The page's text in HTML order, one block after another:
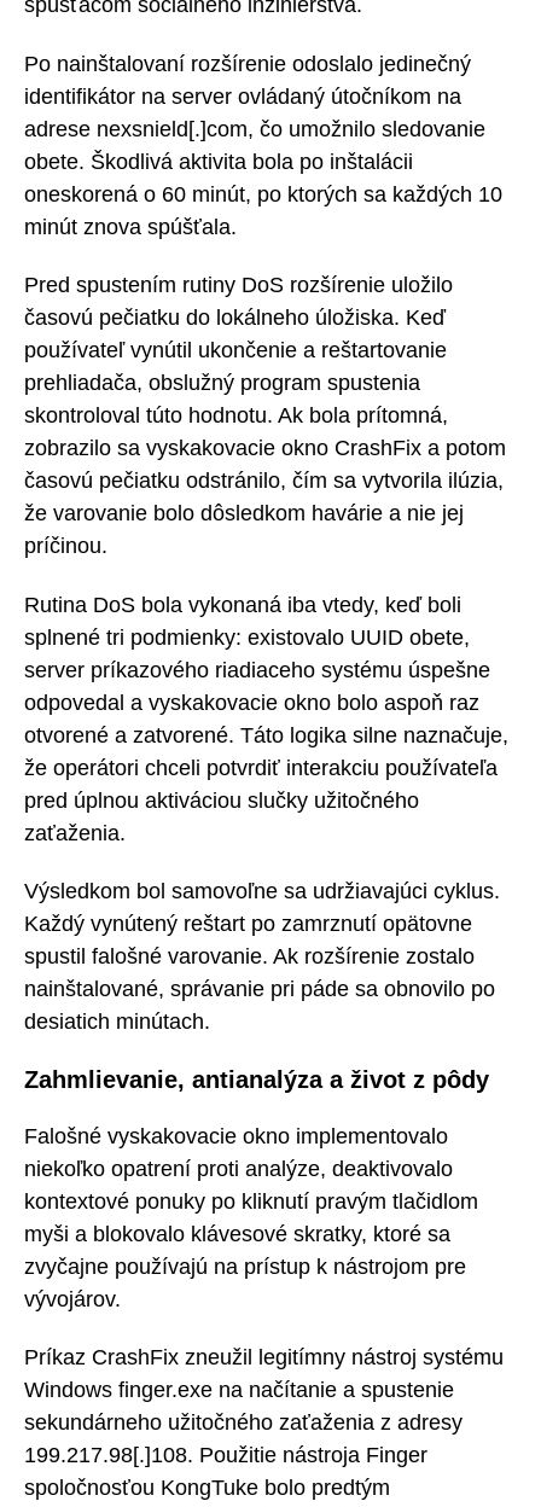
Po nainštalovaní rozšírenie odoslalo jedinečný
identifikátor na server ovládaný útočníkom na
adrese nexsnield[.]com, čo umožnilo sledovanie
obete. Škodlivá aktivita bola po inštalácii
oneskorená o 60 minút, po ktorých sa každých 10
minút znova spúšťala.
Pred spustením rutiny DoS rozšírenie uložilo
časovú pečiatku do lokálneho úložiska. Keď
používateľ vynútil ukončenie a reštartovanie
prehliadača, obslužný program spustenia
skontroloval túto hodnotu. Ak bola prítomná,
zobrazilo sa vyskakovacie okno CrashFix a potom
časovú pečiatku odstránilo, čím sa vytvorila ilúzia,
že varovanie bolo dôsledkom havárie a nie jej
príčinou.
Rutina DoS bola vykonaná iba vtedy, keď boli
splnené tri podmienky: existovalo UUID obete,
server príkazového riadiaceho systému úspešne
odpovedal a vyskakovacie okno bolo aspoň raz
otvorené a zatvorené. Táto logika silne naznačuje,
že operátori chceli potvrdiť interakciu používateľa
pred úplnou aktiváciou slučky užitočného
zaťaženia.
Výsledkom bol samovoľne sa udržiavajúci cyklus.
Každý vynútený reštart po zamrznutí opätovne
spustil falošné varovanie. Ak rozšírenie zostalo
nainštalované, správanie pri páde sa obnovilo po
desiatich minútach.
Zahmlievanie, antianalýza a život z pôdy
Falošné vyskakovacie okno implementovalo
niekoľko opatrení proti analýze, deaktivovalo
kontextové ponuky po kliknutí pravým tlačidlom
myši a blokovalo klávesové skratky, ktoré sa
zvyčajne používajú na prístup k nástrojom pre
vývojárov.
Príkaz CrashFix zneužil legitímny nástroj systému
Windows finger.exe na načítanie a spustenie
sekundárneho užitočného zaťaženia z adresy
199.217.98[.]108. Použitie nástroja Finger
spoločnosťou KongTuke bolo predtým